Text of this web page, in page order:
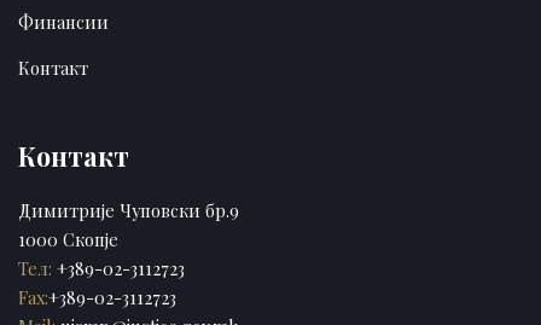
Финансии
Контакт
Контакт
Димитрије Чуповски бр.9
1000 Скопје
Тел: +389-02-3112723
Fax:+389-02-3112723